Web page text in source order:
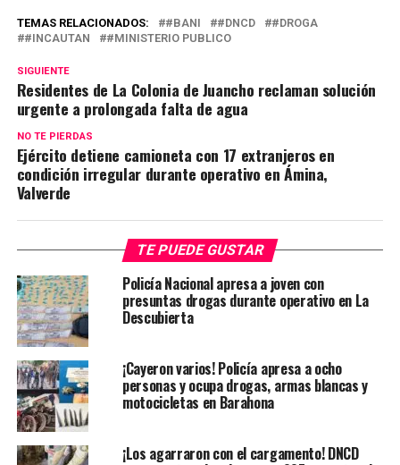
TEMAS RELACIONADOS: #BANI #DNCD
#DROGA
#INCAUTAN
#MINISTERIO PUBLICO
SIGUIENTE
Residentes de La Colonia de Juancho reclaman solución
urgente a prolongada falta de agua
NO TE PIERDAS
Ejército detiene camioneta con 17 extranjeros en
condición irregular durante operativo en Ámina,
Valverde
TE PUEDE GUSTAR
Policía Nacional apresa a joven con
presuntas drogas durante operativo en La
Descubierta
¡Cayeron varios! Policía apresa a ocho
personas y ocupa drogas, armas blancas y
motocicletas en Barahona
¡Los agarraron con el cargamento! DNCD